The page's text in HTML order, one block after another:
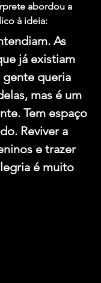
abordou a
à ideia:
As
já existiam
gente queria
mas é um
Tem espaço
Reviver a
e trazer
é muito